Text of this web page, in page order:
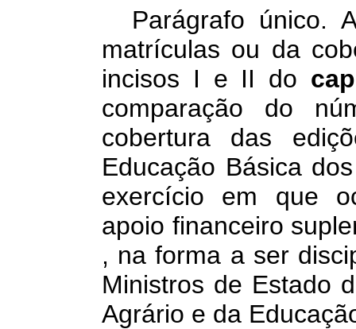
Parágrafo único.
matrículas ou da
incisos I e II do
comparação do
cobertura das
Educação Básica
exercício em que
apoio financeiro
, na forma a ser
Ministros de Estado
Agrário e da